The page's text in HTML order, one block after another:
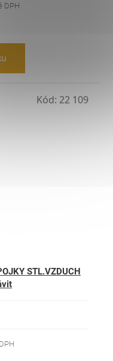
DPH
STL.VZDUCH
Kód: 22 109